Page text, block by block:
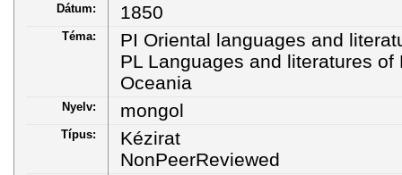
Dátum: 1850
Téma:
PI Oriental languages and
PL Languages and literatures of
Oceania
Nyelv: mongol
Típus:
Kézirat
NonPeerReviewed